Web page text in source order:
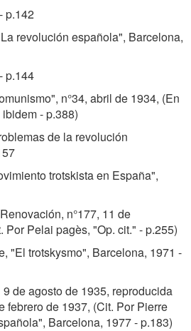
p.142
revolución española", Barcelona,
p.144
n°34, abril de 1934, (En
- p.388)
de la revolución
trotskista en España",
n°177, 11 de
Por Pelai pagès, "Op. cit." - p.255)
"El trotskysmo", Barcelona, 1971 -
de agosto de 1935, reproducida
febrero de 1937, (Cit. Por Pierre
Barcelona, 1977 - p.183)